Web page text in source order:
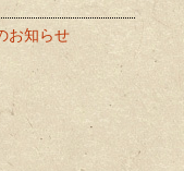
お知らせ